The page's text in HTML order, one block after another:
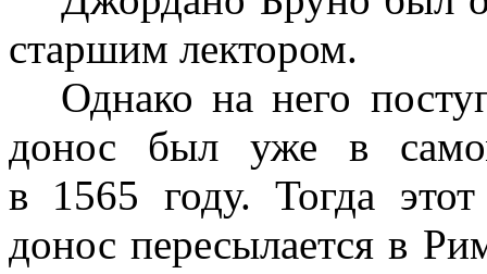
старшим лектором.
Однако на него
донос был уже в
в 1565 году. Тогда
донос пересылается в